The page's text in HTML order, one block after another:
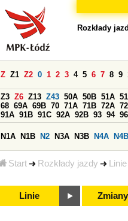
Start Rozkłady jazdy Linie
Rozkłady
Z Z1 Z2 0 1 2 3 4 5 6 7 8 9
Z3 Z6 Z13 Z43 50A 50B 51A
68 69A 69B 70 71A 71B 72A
91A 91B 91C 92A 92B 93 94 96
N1A N1B N2 N3A N3B N4A N4B
Linie Zmiany